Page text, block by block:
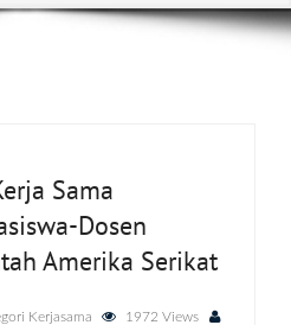
Sama
Dosen
Amerika Serikat
Kerjasama
1972 Views